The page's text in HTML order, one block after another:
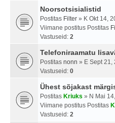
Noorsotsisialistid
Postitas Filter » K Okt 14,
Viimane postitus Postitas
Vastuseid: 2
Telefoniraamatu
Postitas nonn » E Sept 21,
Vastuseid: 0
Ühest sõjakast
Postitas Kriuks » N Mai
Viimane postitus Postitas
Vastuseid: 2